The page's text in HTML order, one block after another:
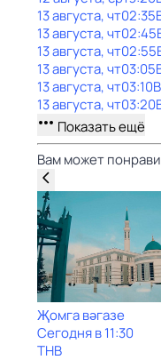
13 августа, чт02:35
13 августа, чт02:45
13 августа, чт02:55
13 августа, чт03:05
13 августа, чт03:10
13 августа, чт03:20
Показать ещё
Вам может
Җомга вәгазе
Сегодня в 11:30
ТНВ